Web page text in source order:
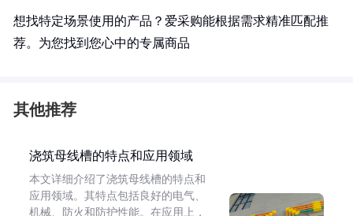
想找特定场景使用的产品？爱采购能根据需求精准匹配推
荐。为您找到您心中的专属商品
其他推荐
浇筑母线槽的特点和应用领域
本文详细介绍了浇筑母线槽的特点和
应用领域。其特点包括良好的电气、
机械、防火和防护性能。在应用上，